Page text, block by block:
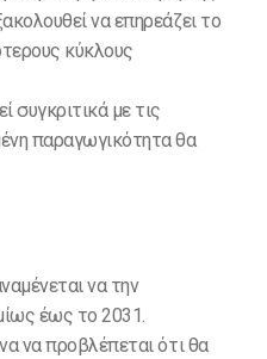
να επηρεάζει το
κύκλους
συγκριτικά με τις
παραγωγικότητα θα
να την
έως το 2031.
να προβλέπεται ότι θα